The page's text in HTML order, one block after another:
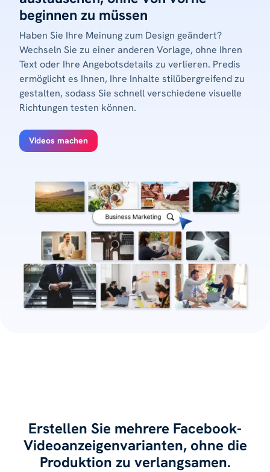
beginnen zu müssen
Haben Sie Ihre Meinung zum Design geändert?
Wechseln Sie zu einer anderen Vorlage, ohne Ihren
Text oder Ihre Angebotsdetails zu verlieren. Predis
ermöglicht es Ihnen, Ihre Inhalte stilübergreifend zu
gestalten, sodass Sie schnell verschiedene visuelle
Richtungen testen können.
Videos machen
Erstellen Sie mehrere Facebook-
Videoanzeigenvarianten, ohne die
Produktion zu verlangsamen.